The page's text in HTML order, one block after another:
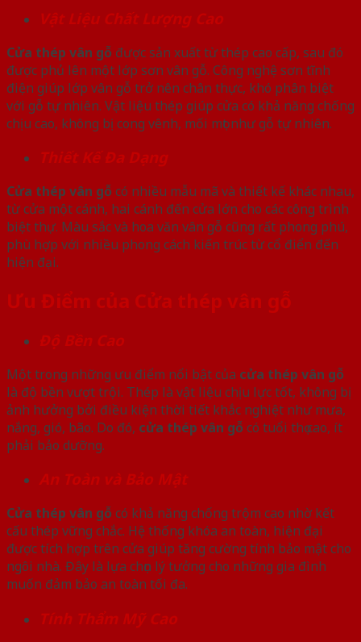
Vật Liệu Chất Lượng Cao
Cửa thép vân gỗ được sản xuất từ thép cao cấp, sau đó
được phủ lên một lớp sơn vân gỗ. Công nghệ sơn tĩnh
điện giúp lớp vân gỗ trở nên chân thực, khó phân biệt
với gỗ tự nhiên. Vật liệu thép giúp cửa có khả năng chống
chịu cao, không bị cong vênh, mối mọt như gỗ tự nhiên.
Thiết Kế Đa Dạng
Cửa thép vân gỗ có nhiều mẫu mã và thiết kế khác nhau,
từ cửa một cánh, hai cánh đến cửa lớn cho các công trình
biệt thự. Màu sắc và hoa văn vân gỗ cũng rất phong phú,
phù hợp với nhiều phong cách kiến trúc từ cổ điển đến
hiện đại.
Ưu Điểm của Cửa thép vân gỗ
Độ Bền Cao
Một trong những ưu điểm nổi bật của cửa thép vân gỗ
là độ bền vượt trội. Thép là vật liệu chịu lực tốt, không bị
ảnh hưởng bởi điều kiện thời tiết khắc nghiệt như mưa,
nắng, gió, bão. Do đó, cửa thép vân gỗ có tuổi thọ cao, ít
phải bảo dưỡng.
An Toàn và Bảo Mật
Cửa thép vân gỗ có khả năng chống trộm cao nhờ kết
cấu thép vững chắc. Hệ thống khóa an toàn, hiện đại
được tích hợp trên cửa giúp tăng cường tính bảo mật cho
ngôi nhà. Đây là lựa chọn lý tưởng cho những gia đình
muốn đảm bảo an toàn tối đa.
Tính Thẩm Mỹ Cao